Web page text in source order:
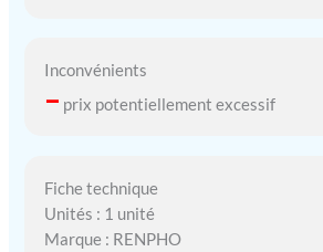
Inconvénients
– prix potentiellement excessif
Fiche technique
Unités : 1 unité
Marque : RENPHO